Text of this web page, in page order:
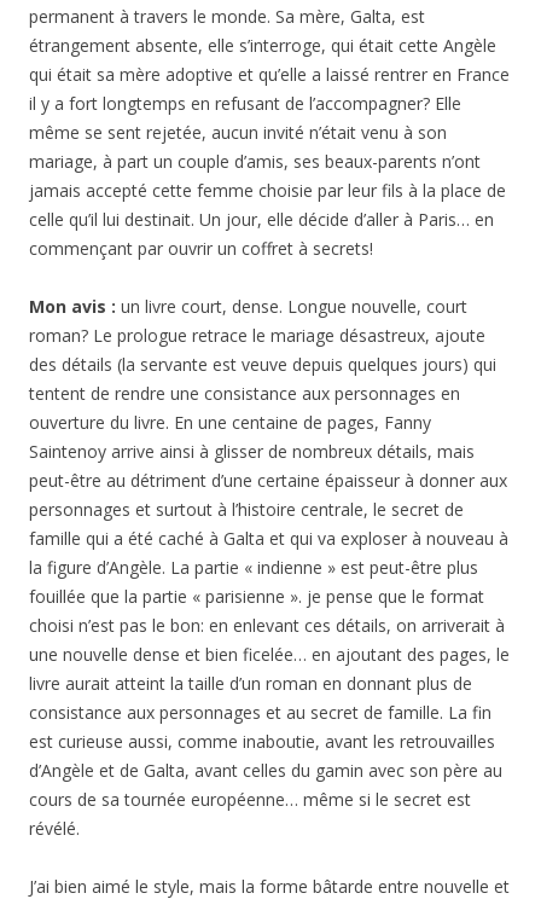
permanent à travers le monde. Sa mère, Galta, est
étrangement absente, elle s’interroge, qui était cette Angèle
qui était sa mère adoptive et qu’elle a laissé rentrer en France
il y a fort longtemps en refusant de l’accompagner? Elle
même se sent rejetée, aucun invité n’était venu à son
mariage, à part un couple d’amis, ses beaux-parents n’ont
jamais accepté cette femme choisie par leur fils à la place de
celle qu’il lui destinait. Un jour, elle décide d’aller à Paris… en
commençant par ouvrir un coffret à secrets!
Mon avis : un livre court, dense. Longue nouvelle, court
roman? Le prologue retrace le mariage désastreux, ajoute
des détails (la servante est veuve depuis quelques jours) qui
tentent de rendre une consistance aux personnages en
ouverture du livre. En une centaine de pages, Fanny
Saintenoy arrive ainsi à glisser de nombreux détails, mais
peut-être au détriment d’une certaine épaisseur à donner aux
personnages et surtout à l’histoire centrale, le secret de
famille qui a été caché à Galta et qui va exploser à nouveau à
la figure d’Angèle. La partie « indienne » est peut-être plus
fouillée que la partie « parisienne ». je pense que le format
choisi n’est pas le bon: en enlevant ces détails, on arriverait à
une nouvelle dense et bien ficelée… en ajoutant des pages, le
livre aurait atteint la taille d’un roman en donnant plus de
consistance aux personnages et au secret de famille. La fin
est curieuse aussi, comme inaboutie, avant les retrouvailles
d’Angèle et de Galta, avant celles du gamin avec son père au
cours de sa tournée européenne… même si le secret est
révélé.
J’ai bien aimé le style, mais la forme bâtarde entre nouvelle et